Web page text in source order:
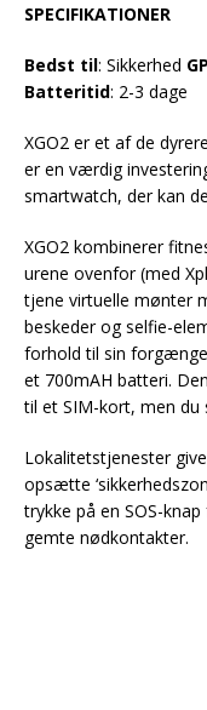
SPECIFIKATIONER
Bedst til: Sikkerhed
Batteritid: 2-3 dage
XGO2 er et af de
er en værdig
smartwatch, der kan
XGO2 kombinerer
urene ovenfor (med
tjene virtuelle mønter
beskeder og selfie-
forhold til sin
et 700mAH batteri.
til et SIM-kort, men du
Lokalitetstjenester
opsætte
trykke på en SOS-
gemte nødkontakter.